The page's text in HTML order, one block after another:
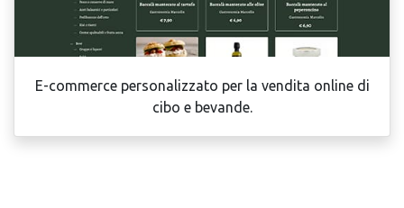
E-commerce personalizzato per la vendita online di
cibo e bevande.